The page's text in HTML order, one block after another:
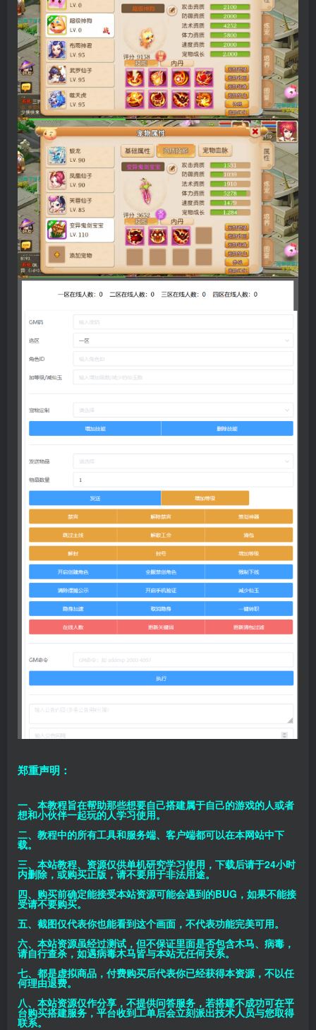
郑重声明：
一、本教程旨在帮助那些想要自己搭建属于自己的游戏的人或者
想和小伙伴一起玩的人学习使用。
二、教程中的所有工具和服务端、客户端都可以在本网站中下
载。
三、本站教程、资源仅供单机研究学习使用，下载后请于24小时
内删除，或购买正版，请不要用于非法用途。
四、购买前确定能接受本站资源可能会遇到的BUG，如果不能接
受请不要购买。
五、截图仅代表你也能看到这个画面，不代表功能完美可用。
六、本站资源虽经过测试，但不保证里面是否包含木马、病毒，
请自行查杀，如遇病毒木马皆与本站无任何关系。
七、都是虚拟商品，付费购买后代表你已经获得本资源，不以任
何理由退费。
八、本站资源仅作分享，不提供问答服务，若搭建不成功可在平
台购买搭建服务，平台收到工单后会立刻派出技术人员与您取得
联系。